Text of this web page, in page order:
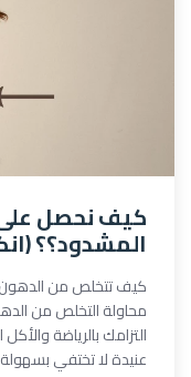
كيف نحصل
المشدود؟؟
كيف تتخلص من
محاولة التخلص من
التزامك بالرياضة
عنيدة لا تختفي